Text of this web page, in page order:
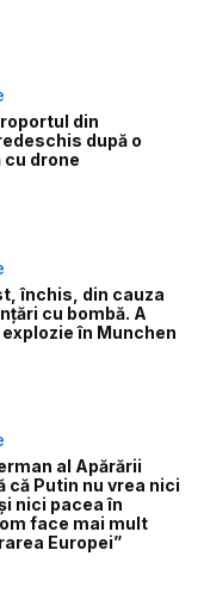
din
după o
cu drone
închis, din cauza
cu bombă. A
în Munchen
al Apărării
că Putin nu vrea nici
nici pacea în
face mai mult
Europei”